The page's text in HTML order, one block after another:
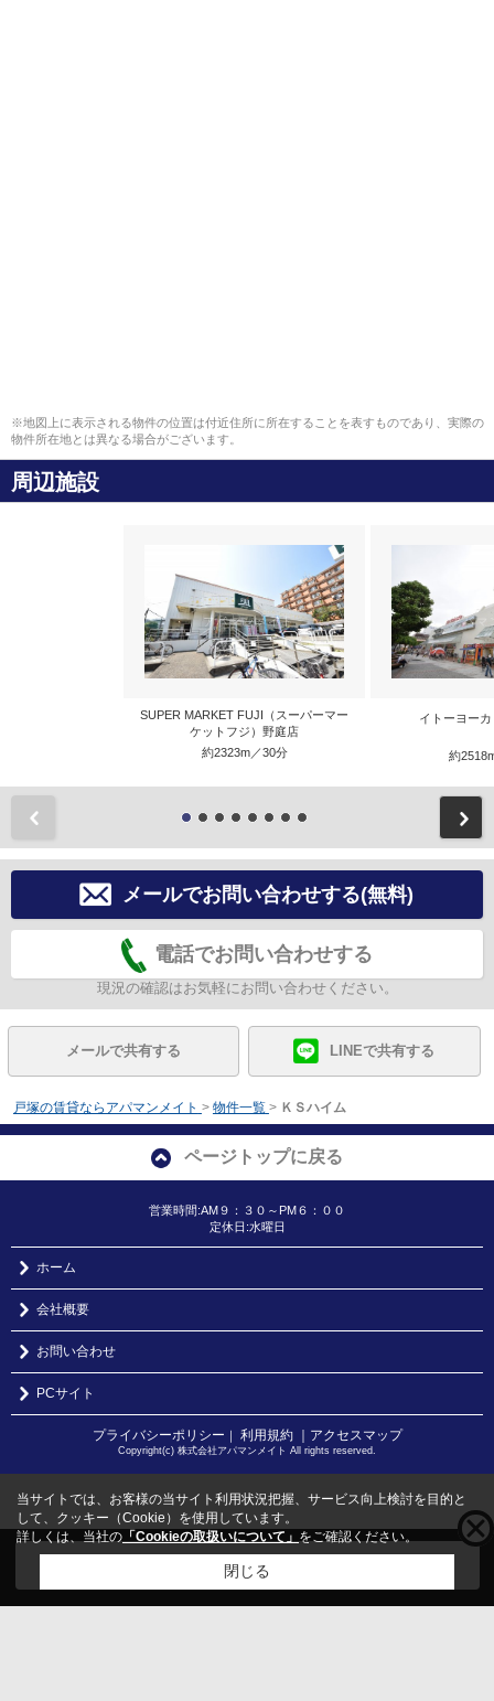
※地図上に表示される物件の位置は付近住所に所在することを表すものであり、実際の
物件所在地とは異なる場合がございます。
周辺施設
SUPER MARKET FUJI（スーパーマー
ケットフジ）野庭店
約2323m／30分
イトーヨー
約
メールでお問い合わせする(無料)
電話でお問い合わせする
現況の確認はお気軽にお問い合わせください。
メールで共有する LINEで共有する
戸塚の賃貸ならアパマンメイト > 物件一覧 > ＫＳハイム
ページトップに戻る
営業時間:AM９：３０～PM６：００
定休日:水曜日
ホーム
会社概要
お問い合わせ
PCサイト
プライバシーポリシー 利用規約 ｜アクセスマップ
Copyright(c) 株式会社アパマンメイト All rights reserved.
こちらの物件をご覧の方にお勧めな物件
当サイトでは、お客様の当サイト利用状況把握、サービス向上検討を目的と
して、クッキー（Cookie）を使用しています。
詳しくは、当社の 「Cookieの取扱いについて」 をご確認ください。
閉じる